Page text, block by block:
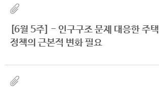
[6월 5주] - 인구구조 문제 대응한 주택
정책의 근본적 변화 필요